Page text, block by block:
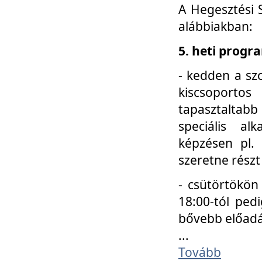
A Hegesztési
alábbiakban:
5. heti
- kedden a
speciális
képzésen
szeretne
- csütörtökön
18:00-tól
bővebb
...
Tovább